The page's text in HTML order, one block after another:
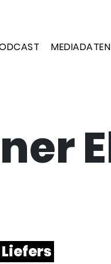
MEDIADATEN